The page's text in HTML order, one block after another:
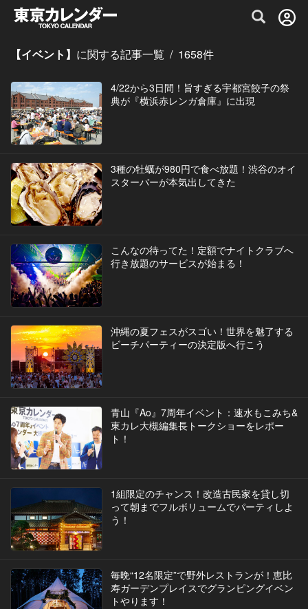
グルメ情報・プレミアムレストラン予約
【イベント】 に関する記事一覧 / 1658件
4/22から3日間！旨すぎる宇都宮餃子の祭
典が『横浜赤レンガ倉庫』に出現
3種の牡蠣が980円で食べ放題！渋谷のオイ
スターバーが本気出してきた
こんなの待ってた！定額でナイトクラブへ
行き放題のサービスが始まる！
沖縄の夏フェスがスゴい！世界を魅了する
ビーチパーティーの決定版へ行こう
青山『Ao』7周年イベント：速水もこみち&
東カレ大槻編集長トークショーをレポー
ト！
1組限定のチャンス！改造古民家を貸し切
って朝までフルボリュームでパーティしよ
う！
毎晩“12名限定”で野外レストランが！恵比
寿ガーデンプレイスでグランピングイベン
トやります！